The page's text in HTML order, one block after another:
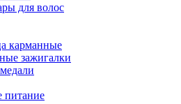
для волос
карманные
зажигалки
питание